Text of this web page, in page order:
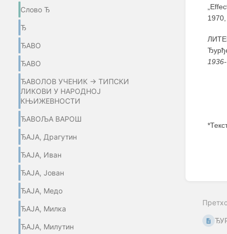
Слово Ђ
Ђ
ЂАВО
ЂАВО
ЂАВОЛОВ УЧЕНИК → ТИПСКИ
ЛИКОВИ У НАРОДНОЈ
КЊИЖЕВНОСТИ
ЂАВОЉА ВАРОШ
ЂАЈА, Драгутин
ЂАЈА, Иван
ЂАЈА, Јован
ЂАЈА, Медо
ЂАЈА, Милка
ЂАЈА, Милутин
1970,